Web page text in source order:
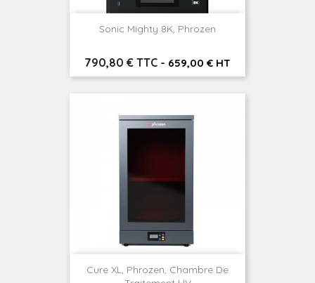
Sonic Mighty 8K, Phrozen
Prix
790,80 € TTC - 659,00 € HT
Cure XL, Phrozen, Chambre De